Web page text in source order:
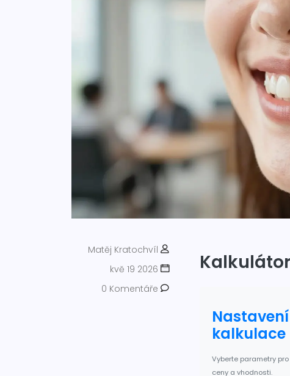
Matěj Kratochvíl
kvě 19 2026
0 Komentáře
Nastavení
kalkulace
Vyberte parametry
ceny a vhodnosti.